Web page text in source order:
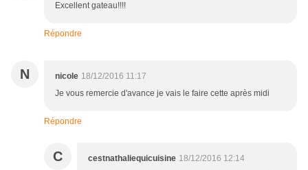
Excellent gateau!!!!
Répondre
N nicole 18/12/2016 11:17
Je vous remercie d'avance je vais le faire cette après midi
Répondre
C cestnathaliequicuisine 18/12/2016 12:14